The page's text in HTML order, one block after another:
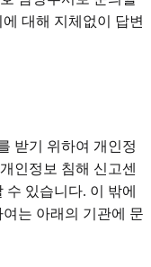
대해 지체없이 답변
받기 위하여 개인정
인정보 침해 신고센
있습니다. 이 밖에
는 아래의 기관에 문